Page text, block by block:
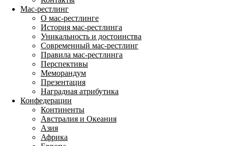
Мас-рестлинг
О мас-рестлинге
История мас-рестлинга
Уникальность и достоинства
Современный мас-рестлинг
Правила мас-рестлинга
Перспективы
Меморандум
Презентация
Наградная атрибутика
Конфедерации
Континенты
Австралия и Океания
Азия
Африка